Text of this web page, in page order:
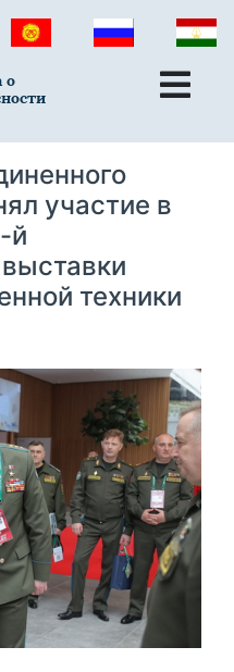
о
участие в
й
техники